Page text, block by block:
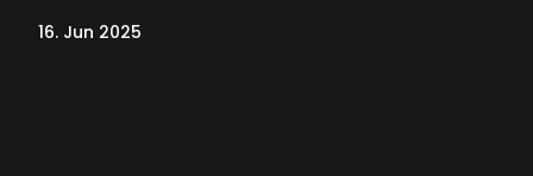
16. Jun 2025